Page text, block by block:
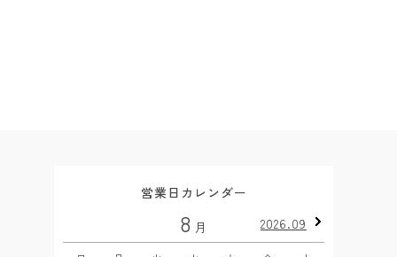
営業日カレンダー
8 月 2026.09